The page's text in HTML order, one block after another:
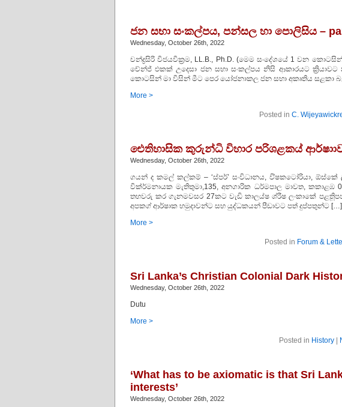
ජන සභා සංකල්පය, පන්සල හා පොලිසිය –
Wednesday, October 26th, 2022
චන්ද්‍රසිරි විජයවික්‍රම, LL.B., Ph.D. (මෙම සංදේශයේ 1 වන
චේන්ජ් එකක් උදෙසා ජන සභා සංකල්පය නිසි ආකාරයට
කොටසින් මා විසින් මීට පෙර යෝජනාකල ජන සභා අකෘතිය සළකා
More >
Posted in C.
ඓතිහාසික කුරුන්ධි විහාර පරිශළකය්
Wednesday, October 26th, 2022
ගයන් ද කමල් කල්කම් – ‘ස්පර්’ සංවිධානය, වි්ෂකටෝරියා,
වික්ර්මනායක මැතිතුමා,135, අනගාරික ධර්මපාල මාවත,
තහවරු කර ගැනමවසර 27කට වැඩි කාලය්ෂ ශ්රීෂ ලංකාකේ
අපකග් ආර්ෂාක හමුදාවන්ට සහ යුද්ධකයන් පීඩාවට පත් දුප්පතුන්ට […]
More >
Posted in Forum &
Sri Lanka’s Christian Colonial Dark
Wednesday, October 26th, 2022
Dutu
More >
Posted in History
‘What has to be axiomatic is that Sri
interests’
Wednesday, October 26th, 2022